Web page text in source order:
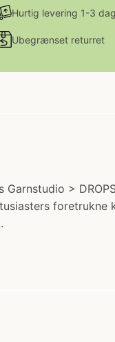
Hurtig levering 1-3
Ubegrænset returret
>